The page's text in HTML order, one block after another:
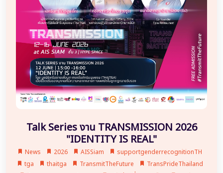
Talk Series งาน TRANSMISSION 2026
"IDENTITY IS REAL"
News 2026 AISSiam
supportgenderrecognitionTH
tga
thaitga TransmitTheFuture
TransPrideThailand